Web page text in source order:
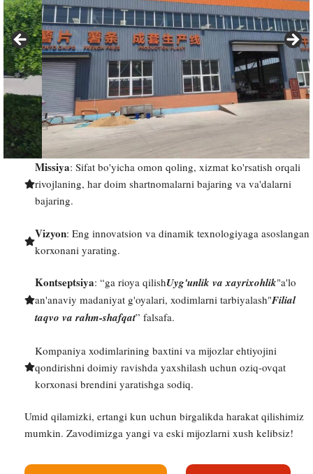
Missiya: Sifat bo'yicha omon qoling, xizmat ko'rsatish orqali
rivojlaning, har doim shartnomalarni bajaring va va'dalarni
bajaring.
Vizyon: Eng innovatsion va dinamik texnologiyaga asoslangan
korxonani yarating.
Kontseptsiya: “ga rioya qilishUyg'unlik va xayrixohlik"a'lo
an'anaviy madaniyat g'oyalari, xodimlarni tarbiyalash"Filial
taqvo va rahm-shafqat” falsafa.
Kompaniya xodimlarining baxtini va mijozlar ehtiyojini
qondirishni doimiy ravishda yaxshilash uchun oziq-ovqat
korxonasi brendini yaratishga sodiq.
Umid qilamizki, ertangi kun uchun birgalikda harakat qilishimiz
mumkin. Zavodimizga yangi va eski mijozlarni xush kelibsiz!